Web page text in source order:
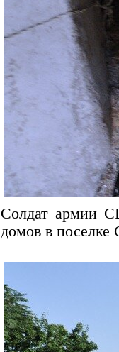
Солдат армии
домов в поселке